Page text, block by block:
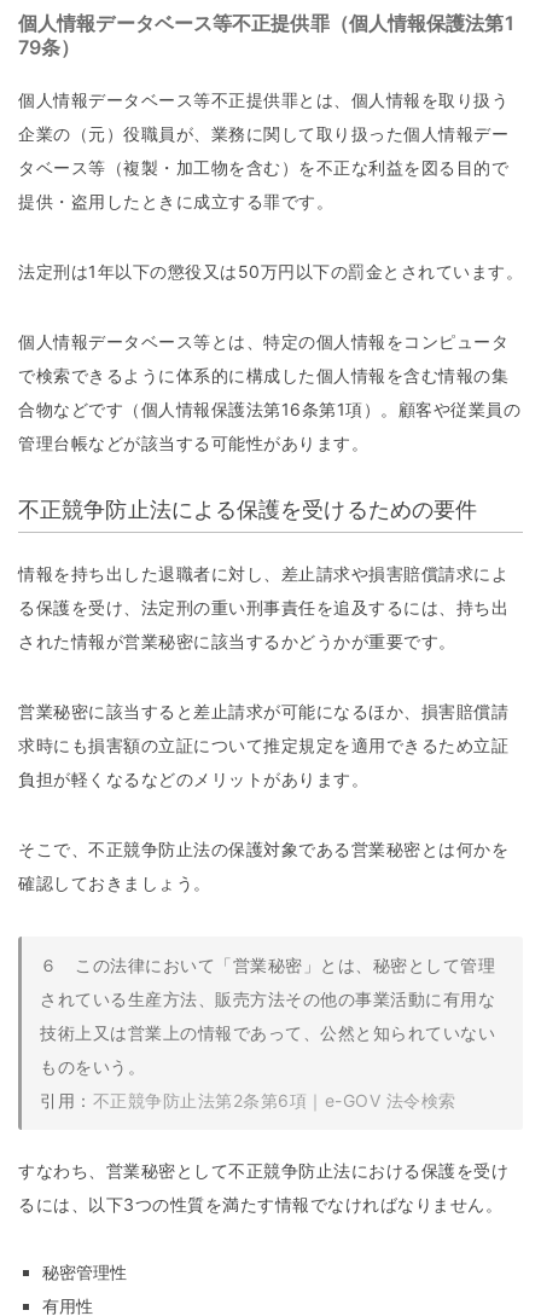
個人情報データベース等不正提供罪（個人情報保護法第1
79条）
個人情報データベース等不正提供罪とは、個人情報を取り扱う
企業の（元）役職員が、業務に関して取り扱った個人情報デー
タベース等（複製・加工物を含む）を不正な利益を図る目的で
提供・盗用したときに成立する罪です。
法定刑は1年以下の懲役又は50万円以下の罰金とされています。
個人情報データベース等とは、特定の個人情報をコンピュータ
で検索できるように体系的に構成した個人情報を含む情報の集
合物などです（個人情報保護法第16条第1項）。顧客や従業員の
管理台帳などが該当する可能性があります。
不正競争防止法による保護を受けるための要件
情報を持ち出した退職者に対し、差止請求や損害賠償請求によ
る保護を受け、法定刑の重い刑事責任を追及するには、持ち出
された情報が営業秘密に該当するかどうかが重要です。
営業秘密に該当すると差止請求が可能になるほか、損害賠償請
求時にも損害額の立証について推定規定を適用できるため立証
負担が軽くなるなどのメリットがあります。
そこで、不正競争防止法の保護対象である営業秘密とは何かを
確認しておきましょう。
６ この法律において「営業秘密」とは、秘密として管理
されている生産方法、販売方法その他の事業活動に有用な
技術上又は営業上の情報であって、公然と知られていない
ものをいう。
引用： 不正競争防止法第2条第6項｜e-GOV 法令検索
すなわち、営業秘密として不正競争防止法における保護を受け
るには、以下3つの性質を満たす情報でなければなりません。
秘密管理性
有用性